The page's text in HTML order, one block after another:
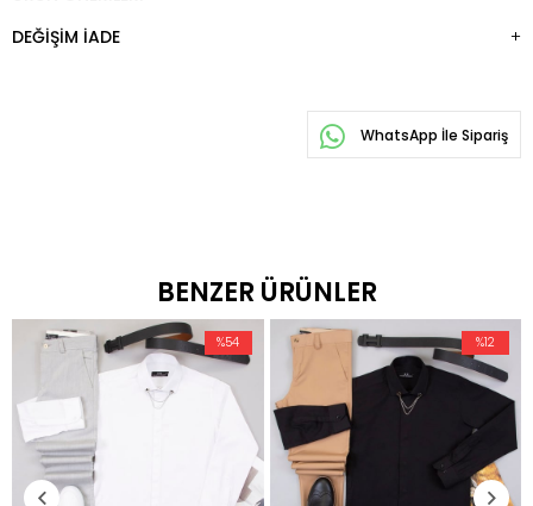
DEĞIŞIM İADE
WhatsApp İle Sipariş
BENZER ÜRÜNLER
%54 %12